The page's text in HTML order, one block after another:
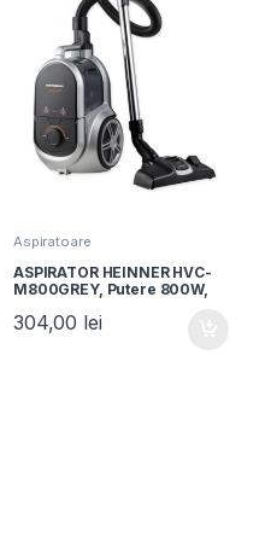
Aspiratoare
ASPIRATOR HEINNER HVC-
M800GREY, Putere 800W,
HEPA 12, Perie ECO, Putere
de absorbtie: 160W, Tub
304,00 lei